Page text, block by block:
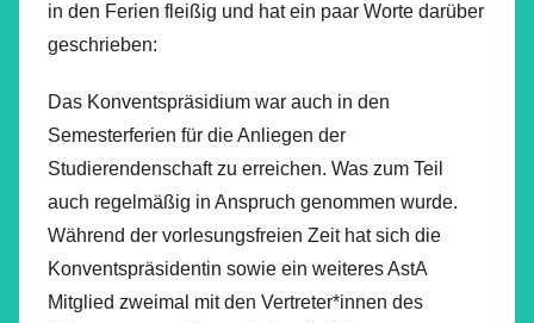
in den Ferien fleißig und hat ein paar Worte darüber
geschrieben:
Das Konventspräsidium war auch in den
Semesterferien für die Anliegen der
Studierendenschaft zu erreichen. Was zum Teil
auch regelmäßig in Anspruch genommen wurde.
Während der vorlesungsfreien Zeit hat sich die
Konventspräsidentin sowie ein weiteres AstA
Mitglied zweimal mit den Vertreter*innen des